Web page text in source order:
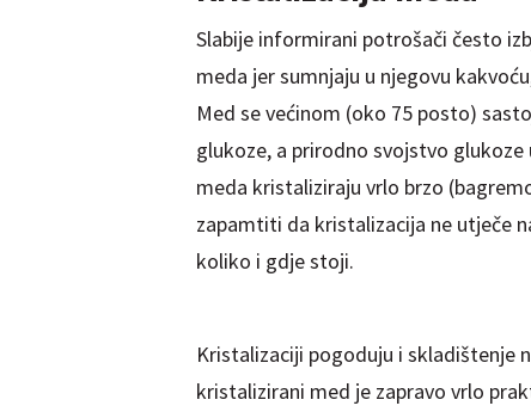
Slabije informirani potrošači često
meda jer sumnjaju u njegovu
Med se većinom (oko 75 posto)
glukoze, a prirodno svojstvo
meda kristaliziraju vrlo brzo
zapamtiti da kristalizacija ne utječe
koliko i gdje stoji.
Kristalizaciji pogoduju i skladištenje
kristalizirani med je zapravo vrlo